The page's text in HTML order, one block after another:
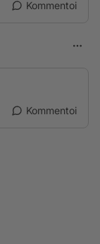
Kommentoi
Kommentoi